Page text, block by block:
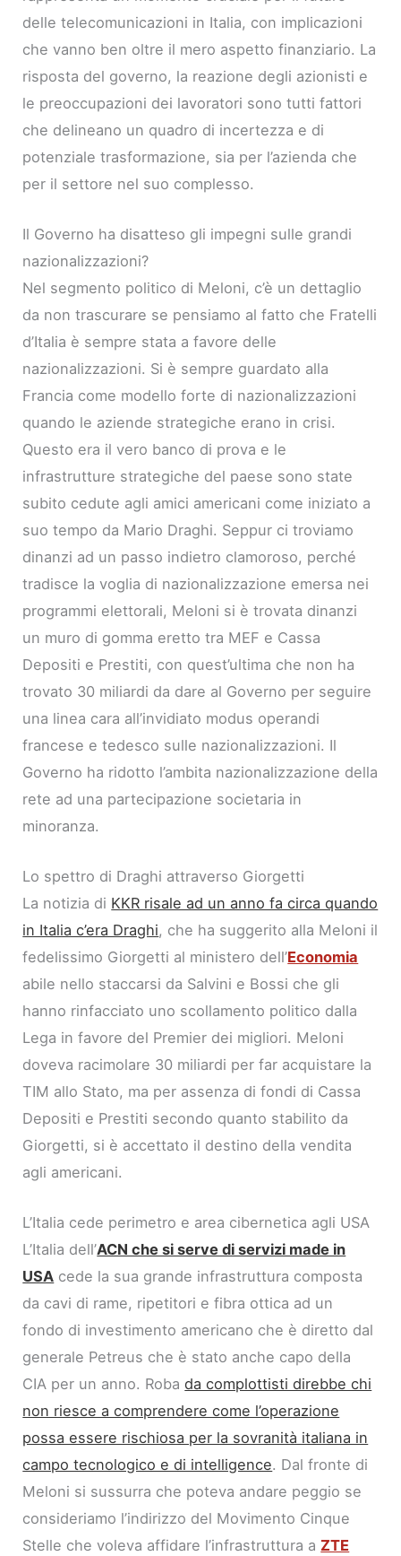
delle telecomunicazioni in Italia, con implicazioni
che vanno ben oltre il mero aspetto finanziario. La
risposta del governo, la reazione degli azionisti e
le preoccupazioni dei lavoratori sono tutti fattori
che delineano un quadro di incertezza e di
potenziale trasformazione, sia per l’azienda che
per il settore nel suo complesso.
Il Governo ha disatteso gli impegni sulle grandi
nazionalizzazioni?
Nel segmento politico di Meloni, c’è un dettaglio
da non trascurare se pensiamo al fatto che Fratelli
d’Italia è sempre stata a favore delle
nazionalizzazioni. Si è sempre guardato alla
Francia come modello forte di nazionalizzazioni
quando le aziende strategiche erano in crisi.
Questo era il vero banco di prova e le
infrastrutture strategiche del paese sono state
subito cedute agli amici americani come iniziato a
suo tempo da Mario Draghi. Seppur ci troviamo
dinanzi ad un passo indietro clamoroso, perché
tradisce la voglia di nazionalizzazione emersa nei
programmi elettorali, Meloni si è trovata dinanzi
un muro di gomma eretto tra MEF e Cassa
Depositi e Prestiti, con quest’ultima che non ha
trovato 30 miliardi da dare al Governo per seguire
una linea cara all’invidiato modus operandi
francese e tedesco sulle nazionalizzazioni. Il
Governo ha ridotto l’ambita nazionalizzazione della
rete ad una partecipazione societaria in
minoranza.
Lo spettro di Draghi attraverso Giorgetti
La notizia di KKR risale ad un anno fa circa quando
in Italia c’era Draghi, che ha suggerito alla Meloni il
fedelissimo Giorgetti al ministero dell’Economia
abile nello staccarsi da Salvini e Bossi che gli
hanno rinfacciato uno scollamento politico dalla
Lega in favore del Premier dei migliori. Meloni
doveva racimolare 30 miliardi per far acquistare la
TIM allo Stato, ma per assenza di fondi di Cassa
Depositi e Prestiti secondo quanto stabilito da
Giorgetti, si è accettato il destino della vendita
agli americani.
L’Italia cede perimetro e area cibernetica agli USA
L’Italia dell’ACN che si serve di servizi made in
USA cede la sua grande infrastruttura composta
da cavi di rame, ripetitori e fibra ottica ad un
fondo di investimento americano che è diretto dal
generale Petreus che è stato anche capo della
CIA per un anno. Robada complottisti direbbe chi
non riesce a comprendere come l’operazione
possa essere rischiosa per la sovranità italiana in
campo tecnologico e di intelligence. Dal fronte di
Meloni si sussurra che poteva andare peggio se
consideriamo l’indirizzo del Movimento Cinque
Stelle che voleva affidare l’infrastruttura aZTE